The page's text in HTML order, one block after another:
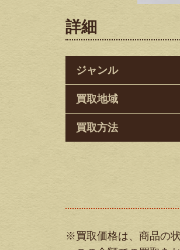
詳細
ジャンル
買取地域
買取方法
※買取価格は、商品の